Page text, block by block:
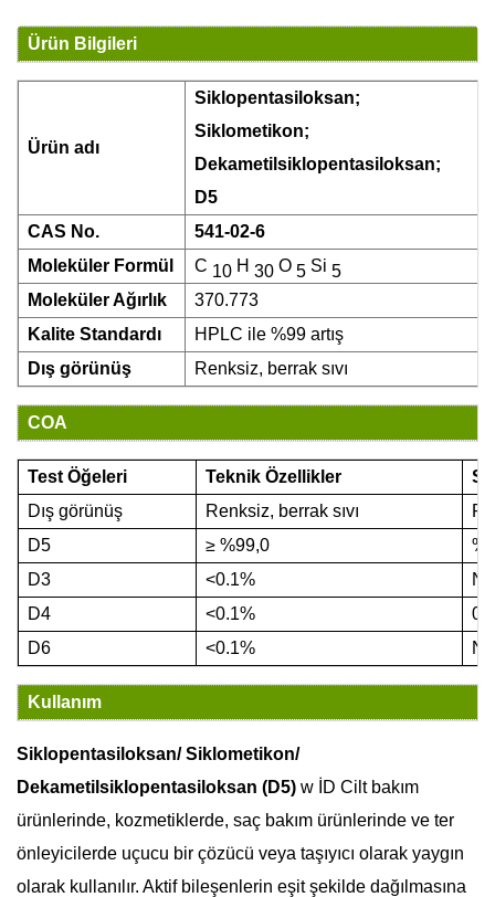
Ürün Bilgileri
Ürün adı
Siklopentasiloksan;
Siklometikon;
Dekametilsiklopentasiloksan;
D5
CAS No.
541-02-6
Moleküler Formül
C 10 H 30 O 5 Si 5
Moleküler Ağırlık
370.773
Kalite Standardı
HPLC ile %99 artış
Dış görünüş
Renksiz, berrak sıvı
COA
Test Öğeleri Teknik Özellikler
Dış görünüş
Renksiz, berrak sıvı
D5
≥ %99,0
D3
<0.1%
D4
<0.1%
D6
<0.1%
Kullanım
Siklopentasiloksan/ Siklometikon/
Dekametilsiklopentasiloksan (D5) w İD Cilt bakım
ürünlerinde, kozmetiklerde, saç bakım ürünlerinde ve ter
önleyicilerde uçucu bir çözücü veya taşıyıcı olarak yaygın
olarak kullanılır. Aktif bileşenlerin eşit şekilde dağılmasına